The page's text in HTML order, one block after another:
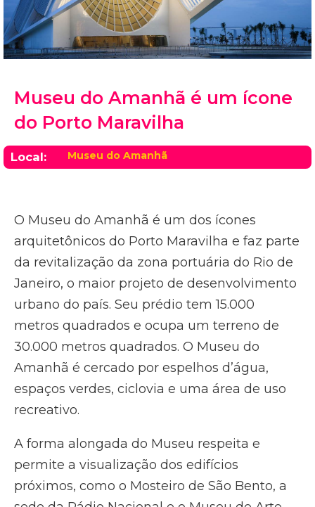
Museu do Amanhã é um ícone
do Porto Maravilha
Local: Museu do Amanhã
O Museu do Amanhã é um dos ícones
arquitetônicos do Porto Maravilha e faz parte
da revitalização da zona portuária do Rio de
Janeiro, o maior projeto de desenvolvimento
urbano do país. Seu prédio tem 15.000
metros quadrados e ocupa um terreno de
30.000 metros quadrados. O Museu do
Amanhã é cercado por espelhos d’água,
espaços verdes, ciclovia e uma área de uso
recreativo.
A forma alongada do Museu respeita e
permite a visualização dos edifícios
próximos, como o Mosteiro de São Bento, a